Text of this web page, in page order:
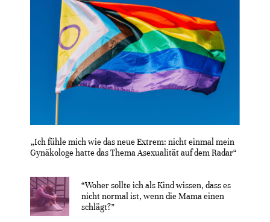
„Ich fühle mich wie das neue Extrem: nicht einmal mein
Gynäkologe hatte das Thema Asexualität auf dem Radar“
“Woher sollte ich als Kind wissen, dass es
nicht normal ist, wenn die Mama einen
schlägt?”